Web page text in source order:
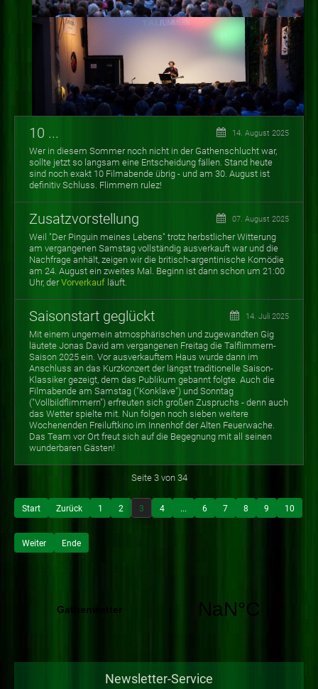
10 ... 14. August 2025
Wer in diesem Sommer noch nicht in der Gathenschlucht war,
sollte jetzt so langsam eine Entscheidung fällen. Stand heute
sind noch exakt 10 Filmabende übrig - und am 30. August ist
definitiv Schluss. Flimmern rulez!
Zusatzvorstellung 07. August 2025
Weil "Der Pinguin meines Lebens" trotz herbstlicher Witterung
am vergangenen Samstag vollständig ausverkauft war und die
Nachfrage anhält, zeigen wir die britisch-argentinische Komödie
am 24. August ein zweites Mal. Beginn ist dann schon um 21:00
Uhr, derVorverkauf läuft.
Saisonstart geglückt 14. Juli 2025
Mit einem ungemein atmosphärischen und zugewandten Gig
läutete Jonas David am vergangenen Freitag die Talflimmern-
Saison 2025 ein. Vor ausverkauftem Haus wurde dann im
Anschluss an das Kurzkonzert der längst traditionelle Saison-
Klassiker gezeigt, dem das Publikum gebannt folgte. Auch die
Filmabende am Samstag ("Konklave") und Sonntag
("Vollbildflimmern") erfreuten sich großen Zuspruchs - denn auch
das Wetter spielte mit. Nun folgen noch sieben weitere
Wochenenden Freiluftkino im Innenhof der Alten Feuerwache.
Das Team vor Ort freut sich auf die Begegnung mit all seinen
wunderbaren Gästen!
Seite 3 von 34
Start Zurück 1 2 3 4 ... 6 7 8 9 10
Weiter Ende
Newsletter-Service